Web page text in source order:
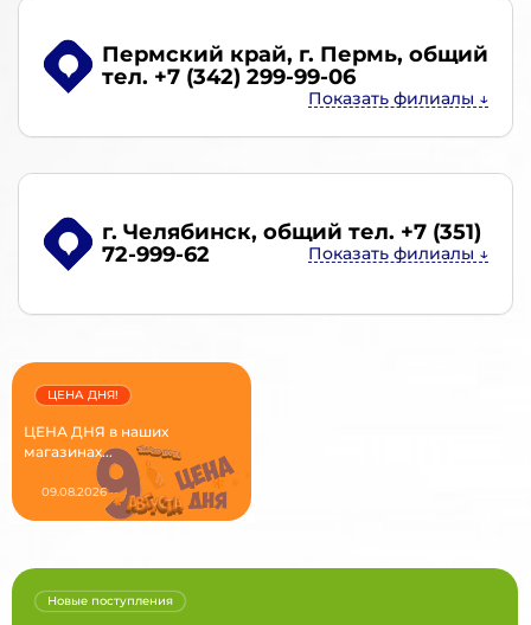
Пермский край, г. Пермь, общий
тел. +7 (342) 299-99-06
г. Челябинск, общий тел. +7 (351)
72-999-62
ЦЕНА ДНЯ в наших
магазинах...
ЦЕНА ДНЯ!
09.08.2026
Новые поступления